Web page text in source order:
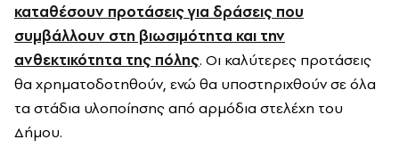
καταθέσουν προτάσεις για δράσεις που
συμβάλλουν στη βιωσιμότητα και την
ανθεκτικότητα της πόλης. Οι καλύτερες προτάσεις
θα χρηματοδοτηθούν, ενώ θα υποστηριχθούν σε όλα
τα στάδια υλοποίησης από αρμόδια στελέχη του
Δήμου.